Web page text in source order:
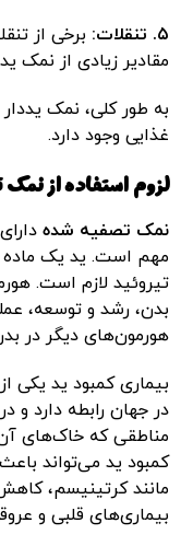
۵. تنقلات:
برخی از
مقادیر زیادی از نمک
به طور کلی، نمک
غذایی وجود دارد.
لزوم استفاده از
نمک تصفیه شده
مهم است. ید یک
تیروئید لازم است.
بدن، رشد و توسعه،
هورمون‌های دیگر در
بیماری کمبود ید یکی
در جهان رابطه دارد و
مناطقی که خاک‌های
کمبود ید می‌تواند
مانند کرتینیسم،
بیماری‌های قلبی و